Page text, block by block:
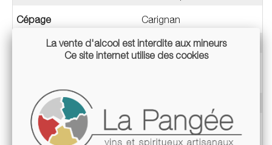
Cépage Carignan
Millésime 2021
Teneur en alcool
Mode de culture
Culture biologique non
certifiée
La vente d'alcool est interdite aux mineurs
Ce site internet utilise des cookies